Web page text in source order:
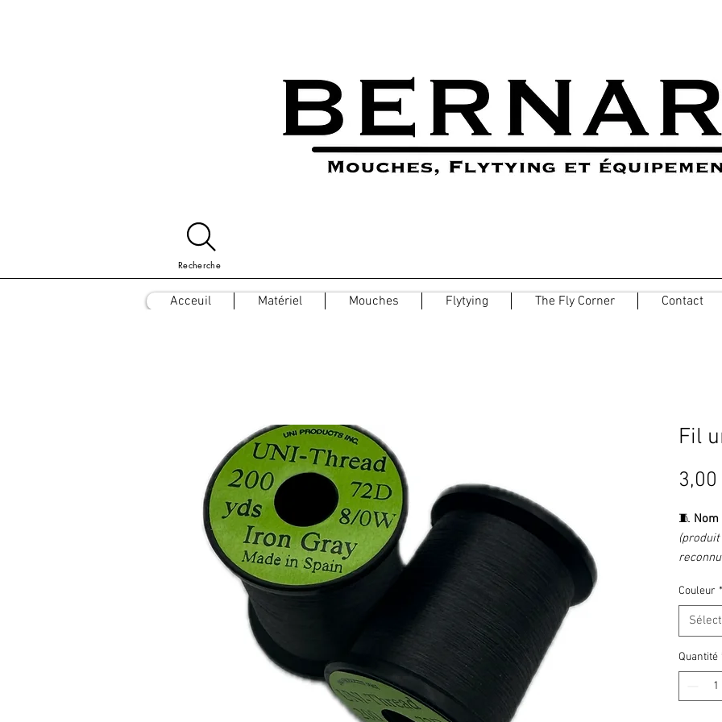
Recherche
Acceuil Matériel Mouches Flytying The Fly Corner Contact
Fil
3,00
🧵 Nom
📋
LeUni
les plus
pêche
facilité
Couleur *
Quantité